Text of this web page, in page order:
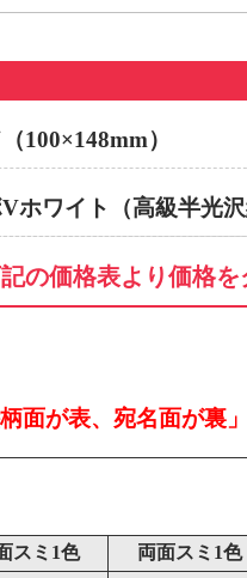
100×148mm）
ホワイト（高級半光
の価格表より価格
柄面が表、宛名面が裏
スミ1色
両面スミ1色